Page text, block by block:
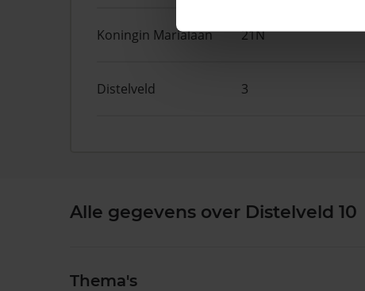
Koningin Marialaan 21N
Distelveld 3
Alle gegevens over Distelveld 10
Thema's